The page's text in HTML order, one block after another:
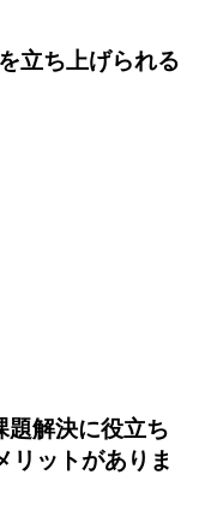
立ち上げられる
題解決に役立ち
ットがありま